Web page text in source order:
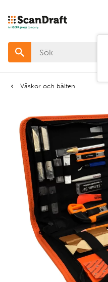
Väskor och bälten
Filter
Färg
Använd